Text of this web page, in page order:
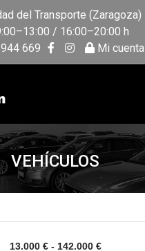
del Transporte (Zaragoza)
/ 16:00–20:00 h
669
Mi cuenta
VEHÍCULOS